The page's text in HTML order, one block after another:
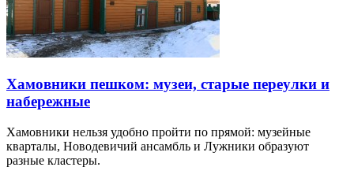
Хамовники пешком: музеи, старые переулки и
набережные
Хамовники нельзя удобно пройти по прямой: музейные
кварталы, Новодевичий ансамбль и Лужники образуют
разные кластеры.